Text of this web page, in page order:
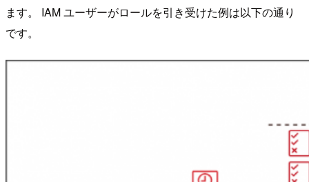
ます。 IAM ユーザーがロールを引き受けた例は以下の通り
です。